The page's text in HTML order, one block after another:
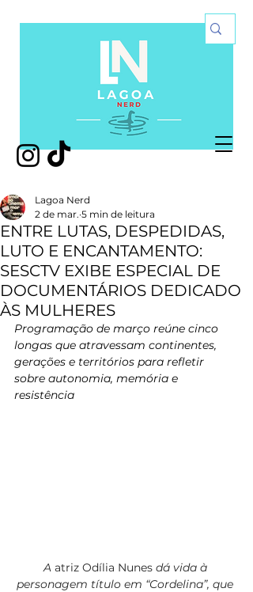
ENTRE LUTAS, DESPEDIDAS,
LUTO E ENCANTAMENTO:
SESCTV EXIBE ESPECIAL DE
DOCUMENTÁRIOS DEDICADO
ÀS MULHERES
Lagoa Nerd
2 de mar. 5 min de leitura
Programação de março reúne cinco
longas que atravessam continentes,
gerações e territórios para refletir
sobre autonomia, memória e
resistência
A atriz Odília Nunes dá vida à
personagem título em “Cordelina”, que